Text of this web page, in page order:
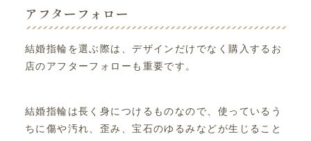
アフターフォロー
結婚指輪を選ぶ際は、デザインだけでなく購入するお
店のアフターフォローも重要です。
結婚指輪は長く身につけるものなので、使っているう
ちに傷や汚れ、歪み、宝石のゆるみなどが生じること